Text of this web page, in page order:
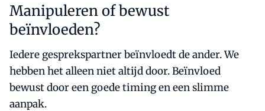
Manipuleren of bewust
beïnvloeden?
Iedere gesprekspartner beïnvloedt de ander. We
hebben het alleen niet altijd door. Beïnvloed
bewust door een goede timing en een slimme
aanpak.